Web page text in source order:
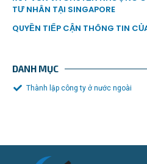
TƯ NHÂN TẠI SINGAPORE
QUYỀN TIẾP CẬN THÔNG TIN
DANH MỤC
Thành lập công ty ở nước ngoài